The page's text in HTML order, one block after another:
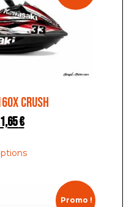
CRUSH
€
Promo !